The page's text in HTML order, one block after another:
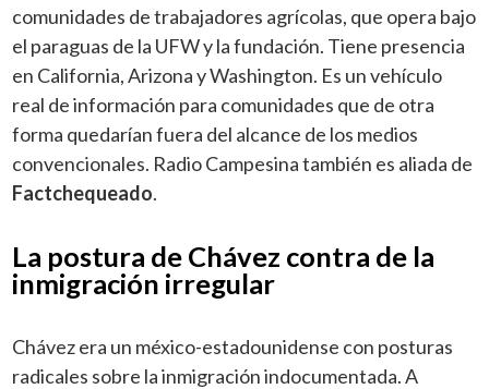
comunidades de trabajadores agrícolas, que opera bajo
el paraguas de la UFW y la fundación. Tiene presencia
en California, Arizona y Washington. Es un vehículo
real de información para comunidades que de otra
forma quedarían fuera del alcance de los medios
convencionales. Radio Campesina también es aliada de
Factchequeado.
La postura de Chávez contra de la
inmigración irregular
Chávez era un méxico-estadounidense con posturas
radicales sobre la inmigración indocumentada. A